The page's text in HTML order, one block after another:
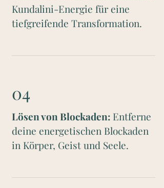
Kundalini-Energie für eine
tiefgreifende Transformation.
04
Lösen von Blockaden: Entferne
deine energetischen Blockaden
in Körper, Geist und Seele.